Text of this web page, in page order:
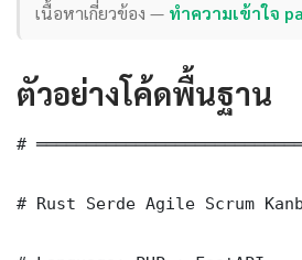
เนื้อหาเกี่ยวข้อง — ทำความเข้าใจ
ตัวอย่างโค้ดพื้นฐาน
#
# Rust Serde Agile Scrum